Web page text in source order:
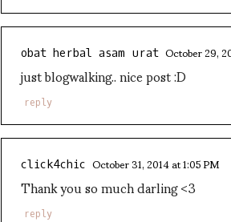
obat herbal asam urat October 29,
just blogwalking.. nice post :D
reply
click4chic October 31, 2014 at 1:05 PM
Thank you so much darling <3
reply